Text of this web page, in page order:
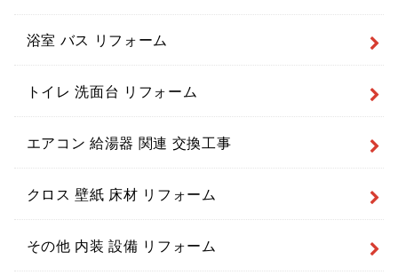
浴室 バス リフォーム
トイレ 洗面台 リフォーム
エアコン 給湯器 関連 交換工事
クロス 壁紙 床材 リフォーム
その他 内装 設備 リフォーム